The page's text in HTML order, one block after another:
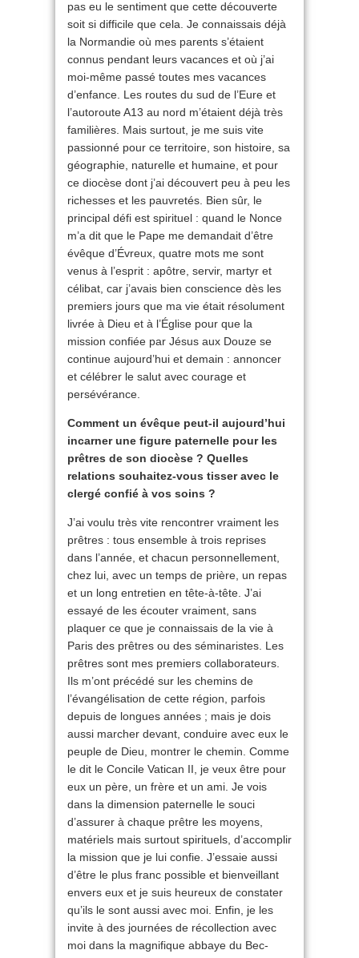
pas eu le sentiment que cette découverte
soit si difficile que cela. Je connaissais déjà
la Normandie où mes parents s’étaient
connus pendant leurs vacances et où j’ai
moi-même passé toutes mes vacances
d’enfance. Les routes du sud de l’Eure et
l’autoroute A13 au nord m’étaient déjà très
familières. Mais surtout, je me suis vite
passionné pour ce territoire, son histoire, sa
géographie, naturelle et humaine, et pour
ce diocèse dont j’ai découvert peu à peu les
richesses et les pauvretés. Bien sûr, le
principal défi est spirituel : quand le Nonce
m’a dit que le Pape me demandait d’être
évêque d’Évreux, quatre mots me sont
venus à l’esprit : apôtre, servir, martyr et
célibat, car j’avais bien conscience dès les
premiers jours que ma vie était résolument
livrée à Dieu et à l’Église pour que la
mission confiée par Jésus aux Douze se
continue aujourd’hui et demain : annoncer
et célébrer le salut avec courage et
persévérance.
Comment un évêque peut-il aujourd’hui
incarner une figure paternelle pour les
prêtres de son diocèse ? Quelles
relations souhaitez-vous tisser avec le
clergé confié à vos soins ?
J’ai voulu très vite rencontrer vraiment les
prêtres : tous ensemble à trois reprises
dans l’année, et chacun personnellement,
chez lui, avec un temps de prière, un repas
et un long entretien en tête-à-tête. J’ai
essayé de les écouter vraiment, sans
plaquer ce que je connaissais de la vie à
Paris des prêtres ou des séminaristes. Les
prêtres sont mes premiers collaborateurs.
Ils m’ont précédé sur les chemins de
l’évangélisation de cette région, parfois
depuis de longues années ; mais je dois
aussi marcher devant, conduire avec eux le
peuple de Dieu, montrer le chemin. Comme
le dit le Concile Vatican II, je veux être pour
eux un père, un frère et un ami. Je vois
dans la dimension paternelle le souci
d’assurer à chaque prêtre les moyens,
matériels mais surtout spirituels, d’accomplir
la mission que je lui confie. J’essaie aussi
d’être le plus franc possible et bienveillant
envers eux et je suis heureux de constater
qu’ils le sont aussi avec moi. Enfin, je les
invite à des journées de récollection avec
moi dans la magnifique abbaye du Bec-